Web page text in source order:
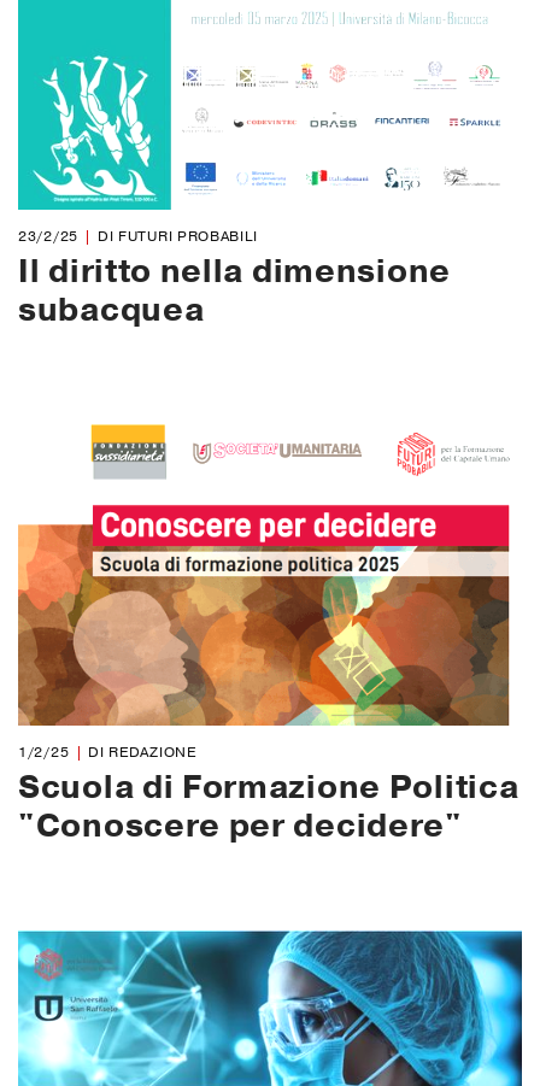
23/2/25 DI FUTURI PROBABILI
Il diritto nella dimensione
subacquea
1/2/25 DI REDAZIONE
Scuola di Formazione Politica
"Conoscere per decidere"